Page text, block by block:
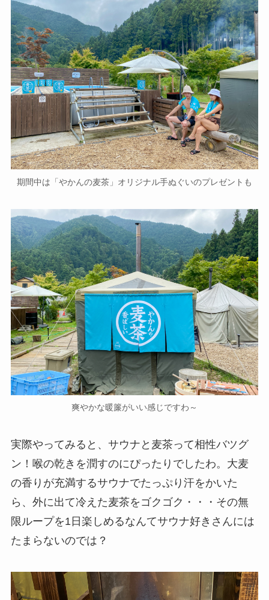
期間中は「やかんの麦茶」オリジナル手ぬぐいのプレゼントも
爽やかな暖簾がいい感じですわ～
実際やってみると、サウナと麦茶って相性バツグ
ン！喉の乾きを潤すのにぴったりでしたわ。大麦
の香りが充満するサウナでたっぷり汗をかいた
ら、外に出て冷えた麦茶をゴクゴク・・・その無
限ループを1日楽しめるなんてサウナ好きさんには
たまらないのでは？